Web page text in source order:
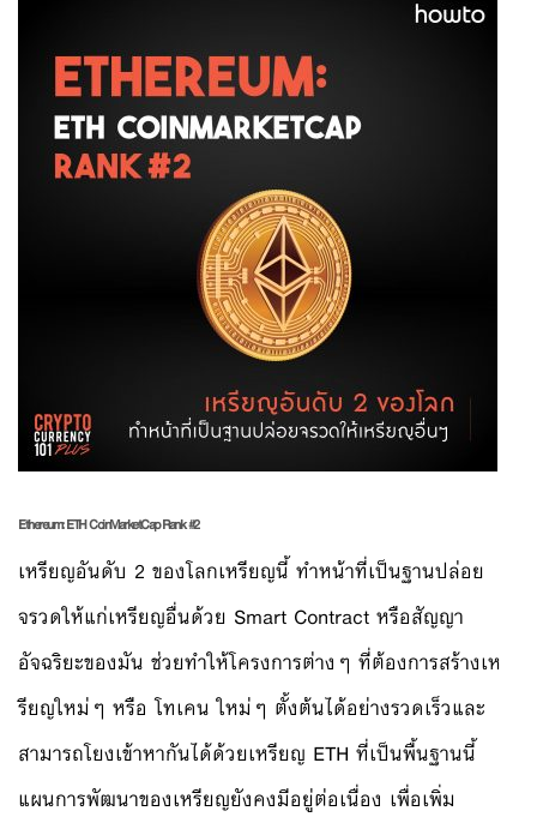
Ethereum: ETHCoinMarketCap Rank #2
เหรียญอันดับ 2 ของโลกเหรียญนี้ ทำหน้าที่เป็นฐานปล่อย
จรวดให้แก่เหรียญอื่นด้วย Smart Contract หรือสัญญา
อัจฉริยะของมัน ช่วยทำให้โครงการต่างๆ ที่ต้องการสร้างเห
รียญใหม่ๆ หรือ โทเคน ใหม่ๆ ตั้งต้นได้อย่างรวดเร็วและ
สามารถโยงเข้าหากันได้ด้วยเหรียญ ETH ที่เป็นพื้นฐานนี้
แผนการพัฒนาของเหรียญยังคงมีอยู่ต่อเนื่อง เพื่อเพิ่ม